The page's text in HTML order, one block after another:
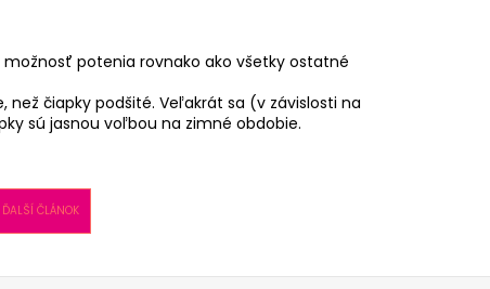
potenia rovnako ako všetky ostatné
než čiapky podšité. Veľakrát sa (v závislosti na
sú jasnou voľbou na zimné obdobie.
ĎALŠÍ ČLÁNOK